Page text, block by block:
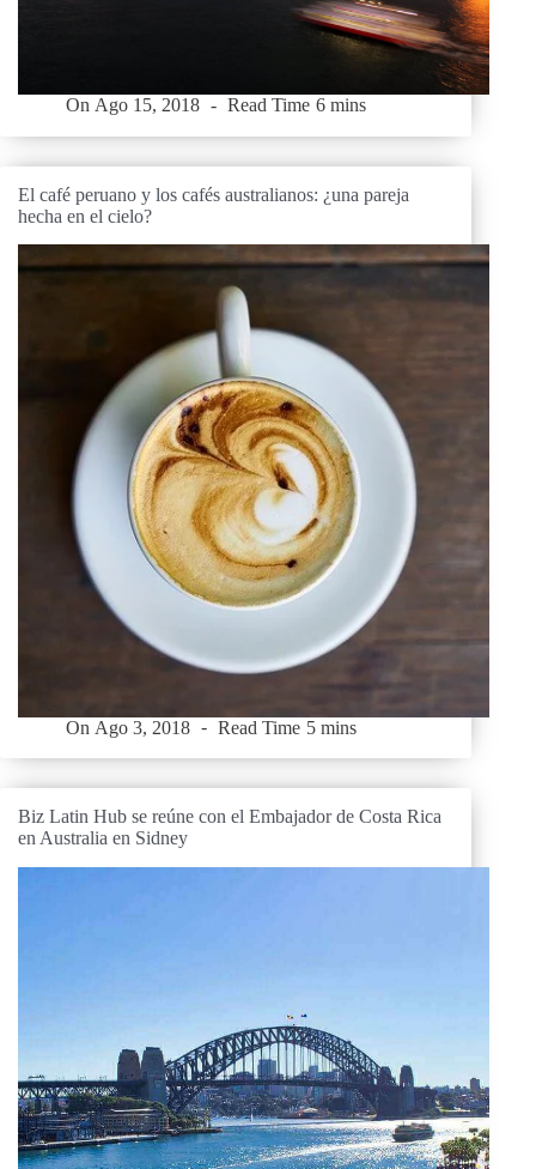
On Ago 15, 2018 Read Time 6 mins
El café peruano y los cafés australianos: ¿una pareja
hecha en el cielo?
On Ago 3, 2018 Read Time 5 mins
Biz Latin Hub se reúne con el Embajador de Costa Rica
en Australia en Sidney